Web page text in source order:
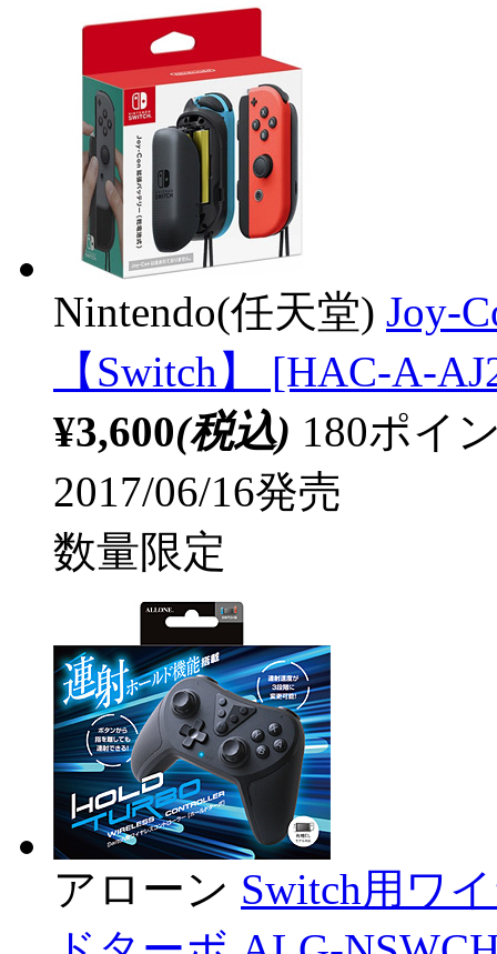
Nintendo(任天堂) Joy-
【Switch】 [HAC-A-
¥3,600(税込) 180ポイ
2017/06/16発売
数量限定
アローン Switch用ワ